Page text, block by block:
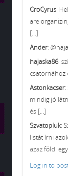
CroCyrus:
are
[...]
Ander:
hajaska86:
csatornához
Astonkacser:
mindig jó
és [...]
Szvatopluk:
listát írni
azaz földi
Log in to